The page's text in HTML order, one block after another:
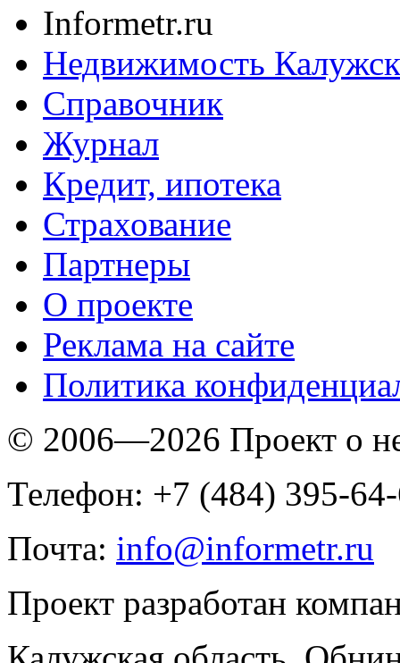
Informetr.ru
Недвижимость
Справочник
Журнал
Кредит, ипотека
Страхование
Партнеры
O проекте
Реклама на сайте
Политика
© 2006—2026 Проект о
Телефон: +7 (484) 395-
Почта: info@informetr.ru
Проект разработан